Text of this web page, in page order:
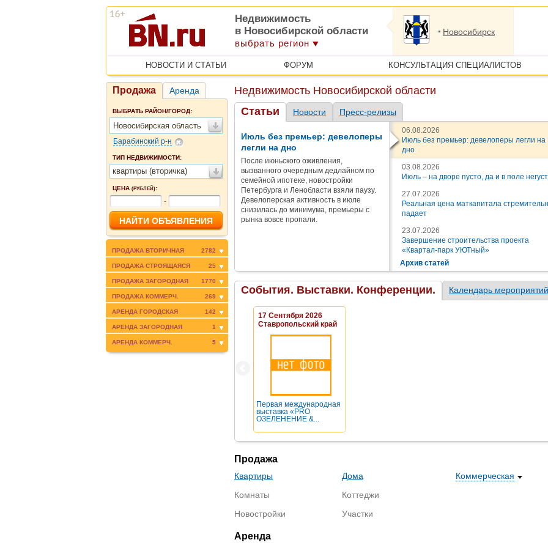
Недвижимость
в Новосибирской области
выбрать регион
Новосибирск
НОВОСТИ И СТАТЬИ ФОРУМ КОНСУЛЬТАЦИЯ СПЕЦИАЛИСТОВ
Продажа Аренда
ВЫБРАТЬ РАЙОН/ГОРОД:
Новосибирская область
Барабинский р-н
ТИП НЕДВИЖИМОСТИ:
квартиры (вторичка)
ЦЕНА (РУБЛЕЙ):
-
ПРОДАЖА ВТОРИЧНАЯ 2782
ПРОДАЖА СТРОЯЩАЯСЯ 25
ПРОДАЖА ЗАГОРОДНАЯ 1770
ПРОДАЖА КОММЕРЧ. 269
АРЕНДА ГОРОДСКАЯ 142
АРЕНДА ЗАГОРОДНАЯ 1
АРЕНДА КОММЕРЧ. 5
Недвижимость Новосибирской области
Статьи
Новости Пресс-релизы
Июль без премьер: девелоперы
легли на дно
После июньского оживления,
вызванного очередным дедлайном по
семейной ипотеке, новостройки
Петербурга и Ленобласти взяли паузу.
Девелоперская активность в июле
снизилась до минимума, премьеры с
рынка вовсе пропали.
06.08.2026
Июль без премьер: девелоперы легли на
дно
03.08.2026
Июль – на дворе пусто, да и в поле
27.07.2026
Реальная цена маткапитала
падает
23.07.2026
Завершение строительства проекта
«Квартал-парк УЮТный»
Архив статей
События. Выставки. Конференции. Календарь мероприятий
17 Сентября 2026
Ставропольский край
Первая международная
выставка «PRO
ОЗЕЛЕНЕНИЕ &...
Продажа
Квартиры
Комнаты
Новостройки
Дома
Коттеджи
Участки
Коммерческая
Аренда